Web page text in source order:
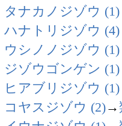
タナカノジゾウ (1)
ハナトリジゾウ (4)
ウシノノジゾウ (1)
ジゾウゴンゲン (1)
ヒアブリジゾウ (1)
コヤスジゾウ (2)→